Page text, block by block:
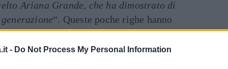
- Do Not Process My Personal Information
Ariana Grande, che ha dimostrato di
“. Queste poche righe hanno
le sue lacrime di gioia sui social con
Ecco!” scrive la cantante condividendo